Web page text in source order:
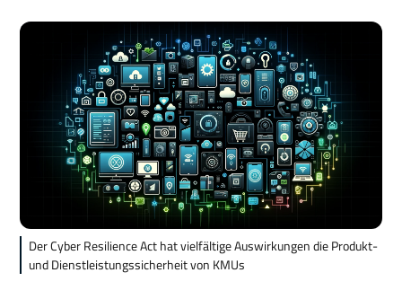
Der Cyber Resilience Act hat vielfältige Auswirkungen die Produkt-
und Dienstleistungssicherheit von KMUs